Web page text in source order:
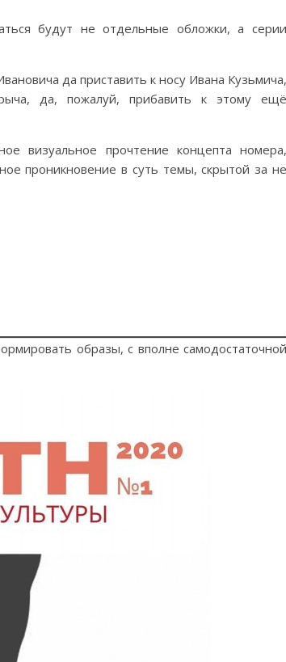
будут не отдельные обложки, а серии
да приставить к носу Ивана Кузьмича,
да, пожалуй, прибавить к этому ещё
визуальное прочтение концепта номера,
проникновение в суть темы, скрытой за не
образы, с вполне самодостаточной